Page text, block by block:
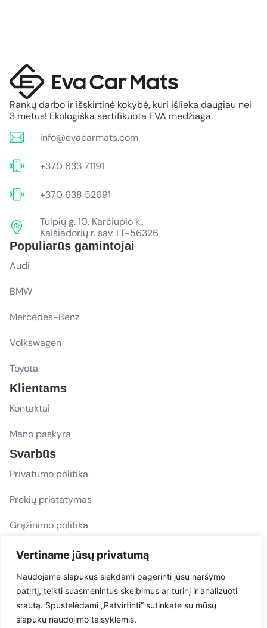
Vertiname jūsų privatumą
Naudojame slapukus siekdami pagerinti jūsų naršymo
patirtį, teikti suasmenintus skelbimus ar turinį ir analizuoti
srautą. Spustelėdami „Patvirtinti“ sutinkate su mūsų
slapukų naudojimo taisyklėmis.
Rankų darbo ir išskirtinė kokybė, kuri išlieka daugiau nei
3 metus! Ekologiška sertifikuota EVA medžiaga.
info@evacarmats.com
+370 633 71191
+370 638 52691
Tulpių g. 10, Karčiupio k.,
Kaišiadorių r. sav. LT-56326
Populiarūs gamintojai
Audi
BMW
Mercedes-Benz
Volkswagen
Toyota
Klientams
Kontaktai
Mano paskyra
Svarbūs
Privatumo politika
Prekių pristatymas
Grąžinimo politika
D. U. K.
Sekite mus
evacarmats
© Copyright 2026 | Eva Car Mats